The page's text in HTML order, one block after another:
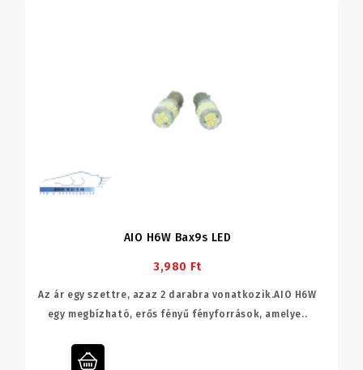
AIO H6W Bax9s LED
3,980 Ft
Az ár egy szettre, azaz 2 darabra vonatkozik.AIO H6W
egy megbízható, erős fényű fényforrások, amelye..